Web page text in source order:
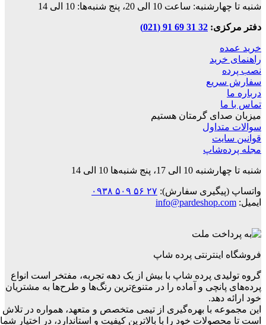
شنبه تا چهارشنبه: ساعت 10 الی 20، پنج شنبه‌ها: 10 الی 14
دفتر مرکزی:32 31 69 91 (021)
خرید عمده
راهنمای خرید
نصب پرده
سفارش سریع
درباره ما
تماس با ما
میزبان صدای گرمتان هستیم
سوالات متداول
قوانین‌ سایت
مجله پرده‌شاپ
شنبه تا چهارشنبه 10 الی 17، پنج شنبه‌ها 10 الی 14
واتساپ (پیگیری سفارش):۲۷ ۵۶ ۵۰۹ ۰۹۳۸
ایمیل:info@pardeshop.com
فروشگاه اینترنتی پرده شاپ
گروه تولیدی پرده شاپ با بیش از یک دهه تجربه، مفتخر است انواع
پرده‌های پانچی و آماده را در متنوع‌ترین رنگ‌ها و طرح‌ها به مشتریان
خود ارائه دهد.
این مجموعه با بهره‌گیری از تیمی متخصص و متعهد، همواره در تلاش
است تا محصولات خود را با بالاترین کیفیت و استاندارد، در اختیار شما